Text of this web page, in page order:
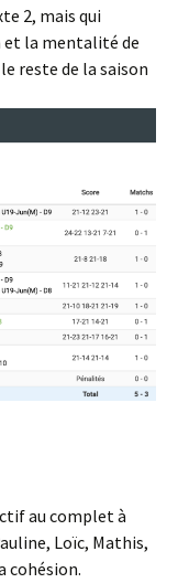
2, mais qui
et la mentalité de
reste de la saison
au complet à
Loïc, Mathis,
cohésion.